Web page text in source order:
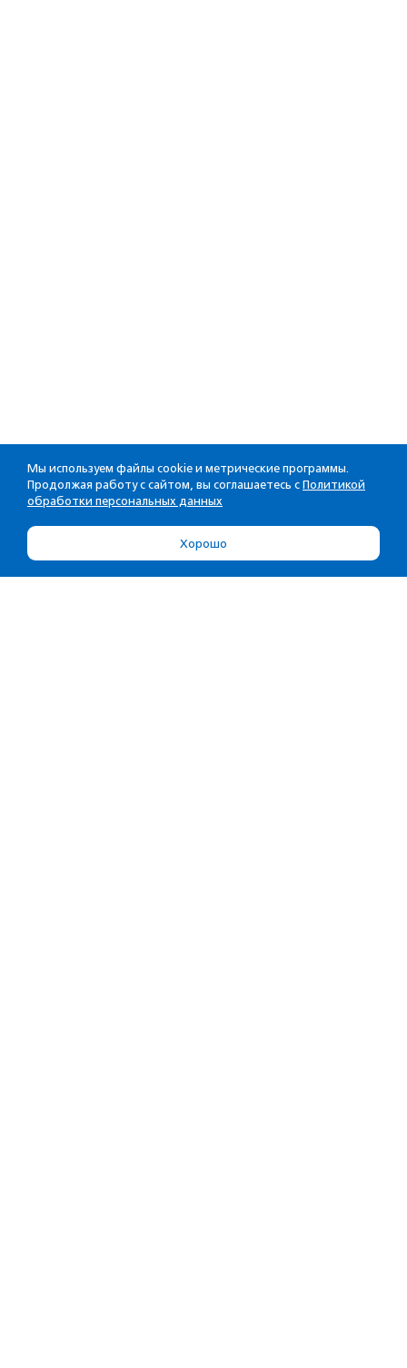
Мы используем файлы cookie и метрические программы.
Продолжая работу с сайтом, вы соглашаетесь с Политикой
обработки персональных данных
Хорошо